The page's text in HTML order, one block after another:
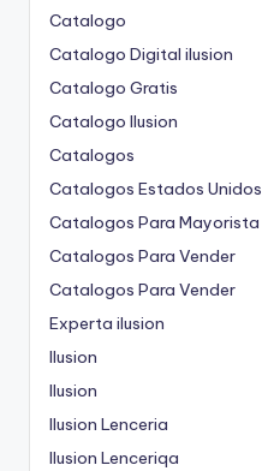
Catalogo
Catalogo Digital ilusion
Catalogo Gratis
Catalogo Ilusion
Catalogos
Catalogos Estados Unidos
Catalogos Para Mayorista
Catalogos Para Vender
Catalogos Para Vender
Experta ilusion
Ilusion
Ilusion
Ilusion Lenceria
Ilusion Lenceriqa